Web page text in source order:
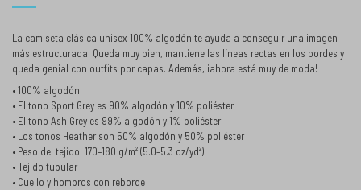
La camiseta clásica unisex 100% algodón te ayuda a conseguir una imagen
más estructurada. Queda muy bien, mantiene las líneas rectas en los bordes y
queda genial con outfits por capas. Además, ¡ahora está muy de moda!
• 100% algodón
• El tono Sport Grey es 90% algodón y 10% poliéster
• El tono Ash Grey es 99% algodón y 1% poliéster
• Los tonos Heather son 50% algodón y 50% poliéster
• Peso del tejido: 170–180 g/m² (5.0–5.3 oz/yd²)
• Tejido tubular
• Cuello y hombros con reborde